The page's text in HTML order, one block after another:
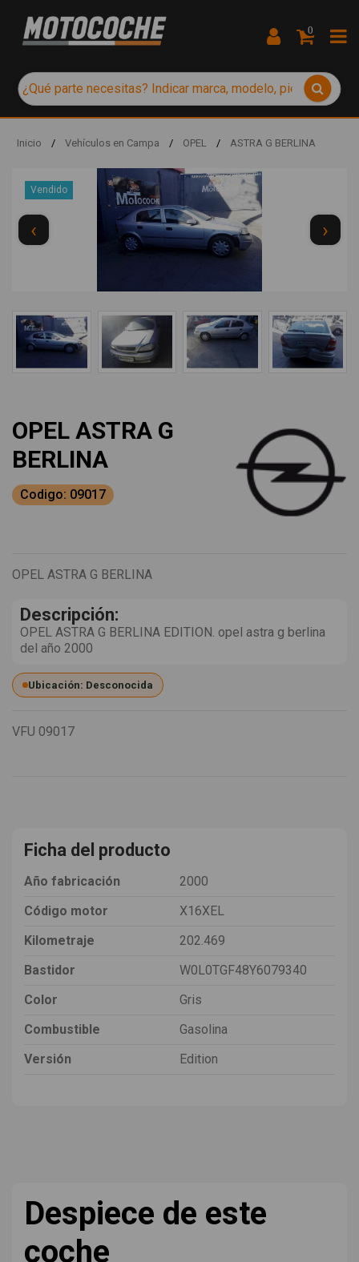
0
Inicio / Vehículos en Campa / OPEL / ASTRA G BERLINA
Vendido
‹ ›
OPEL ASTRA G
BERLINA
Codigo: 09017
OPEL ASTRA G BERLINA
Descripción:
OPEL ASTRA G BERLINA EDITION. opel astra g berlina
del año 2000
Ubicación: Desconocida
VFU 09017
Ficha del producto
Año fabricación
2000
Código motor
X16XEL
Kilometraje
202.469
Bastidor
W0L0TGF48Y6079340
Color
Gris
Combustible
Gasolina
Versión
Edition
Despiece de este
coche